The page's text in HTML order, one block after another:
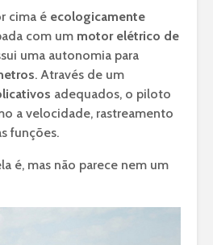
cima é ecologicamente
com um motor elétrico de
uma autonomia para
. Através de um
adequados, o piloto
a velocidade, rastreamento
funções.
é, mas não parece nem um